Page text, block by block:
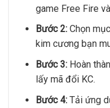
game Free Fire
Bước 2:Chọn mục
kim cương bạn
Bước 3:Hoàn
lấy mã đổi KC.
Bước 4:Tải ứng